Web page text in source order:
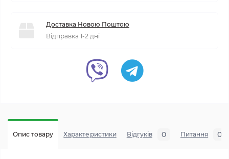
Доставка Новою Поштою
Відправка 1-2 дні
Опис товару Характеристики Відгуків 0 Питання 0